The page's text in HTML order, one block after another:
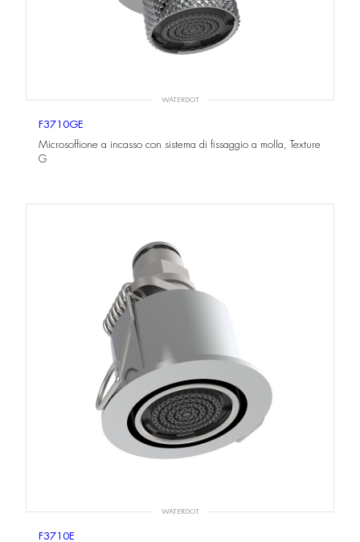
WATERDOT
F3710GE
Microsoffione a incasso con sistema di fissaggio a molla, Texture
G
WATERDOT
F3710E